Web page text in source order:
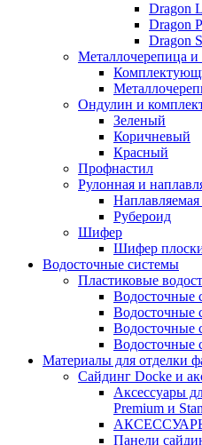
Dragon
Dragon
Dragon
Металлочерепица
Ондулин и
Зеленый
Коричневый
Красный
Профнастил
Рулонная и
Наплавляемая
Рубероид
Шифер
Шифер
Водосточные системы
Пластиковые
Водосточные
Водосточные
Водосточные
Водосточные
Материалы для отделки
Сайдинг Docke и
Аксессуары
Premium и
Панели